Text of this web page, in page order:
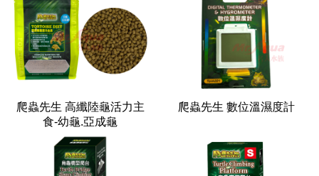
爬蟲先生 高纖陸龜活力主
食-幼龜.亞成龜
爬蟲先生 數位溫濕度計